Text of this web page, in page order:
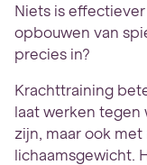
Niets is
opbouwen van
precies in?
Krachttraining
laat werken tegen
zijn, maar ook
lichaamsgewicht.